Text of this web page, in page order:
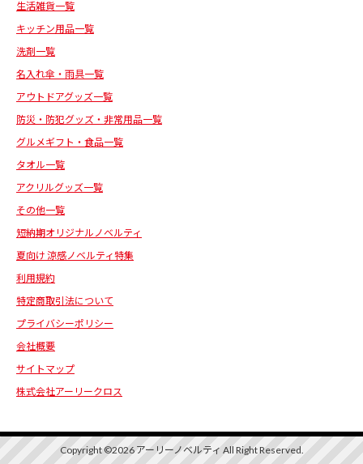
生活雑貨一覧
キッチン用品一覧
洗剤一覧
名入れ傘・雨具一覧
アウトドアグッズ一覧
防災・防犯グッズ・非常用品一覧
グルメギフト・食品一覧
タオル一覧
アクリルグッズ一覧
その他一覧
短納期オリジナルノベルティ
夏向け 涼感ノベルティ特集
利用規約
特定商取引法について
プライバシーポリシー
会社概要
サイトマップ
株式会社アーリークロス
Copyright ©2026 アーリーノベルティ All Right Reserved.